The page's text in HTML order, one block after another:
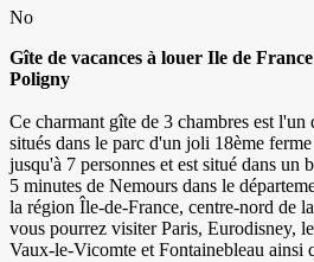
No
Gîte de vacances à louer Ile de
Poligny
Ce charmant gîte de 3 chambres est l'un
situés dans le parc d'un joli 18ème
jusqu'à 7 personnes et est situé dans un
5 minutes de Nemours dans le
la région Île-de-France, centre-nord de
vous pourrez visiter Paris, Eurodisney,
Vaux-le-Vicomte et Fontainebleau ainsi